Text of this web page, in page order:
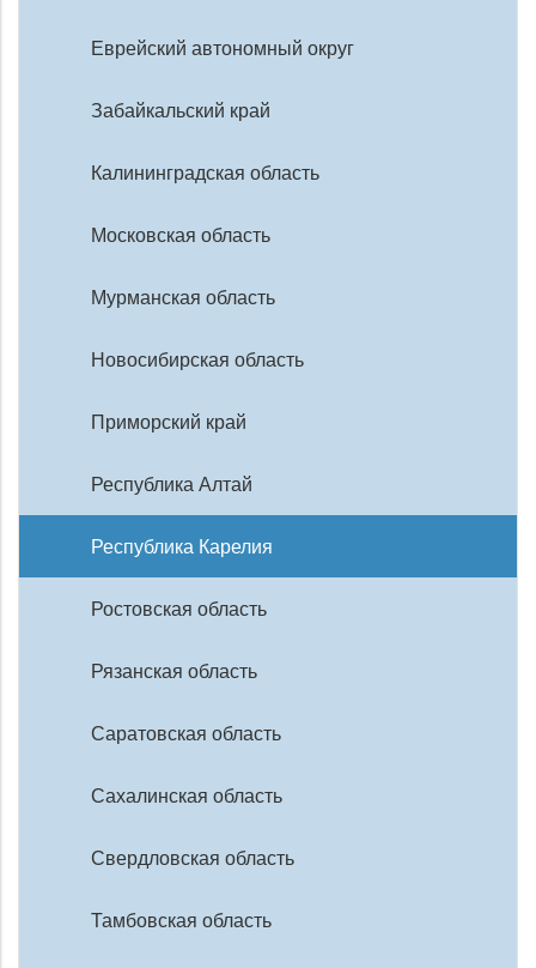
Еврейский автономный округ
Забайкальский край
Калининградская область
Московская область
Мурманская область
Новосибирская область
Приморский край
Республика Алтай
Республика Карелия
Ростовская область
Рязанская область
Саратовская область
Сахалинская область
Свердловская область
Тамбовская область